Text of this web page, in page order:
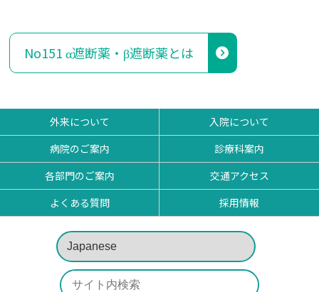
看護部
薬剤部
No151 α遮断薬・β遮断薬とは
外来について
入院について
病院のご案内
診療科案内
各部門のご案内
交通アクセス
よくある質問
採用情報